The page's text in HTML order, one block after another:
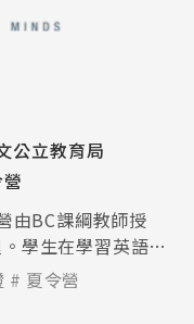
公立教育局
由BC課綱教師授
學生在學習英語的
升語言能力與人際
夏令營